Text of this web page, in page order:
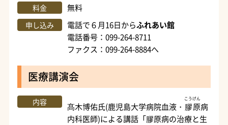
料金 無料
申し込み 電話で６月16日からふれあい館
電話番号：099-264-8711
ファクス：099-264-8884へ
医療講演会
内容 髙木博佑氏(鹿児島大学病院血液・ 膠原
こうげん
病
内科医師)による講話「膠原病の治療と生